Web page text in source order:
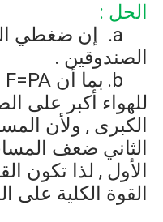
الحل :
إن ضغطي
الصندوقين .
بما أن F=PA
للهواء أكبر على
الكبرى , ولأن
الثاني ضعف
الأول , لذا تكون
القوة الكلية على